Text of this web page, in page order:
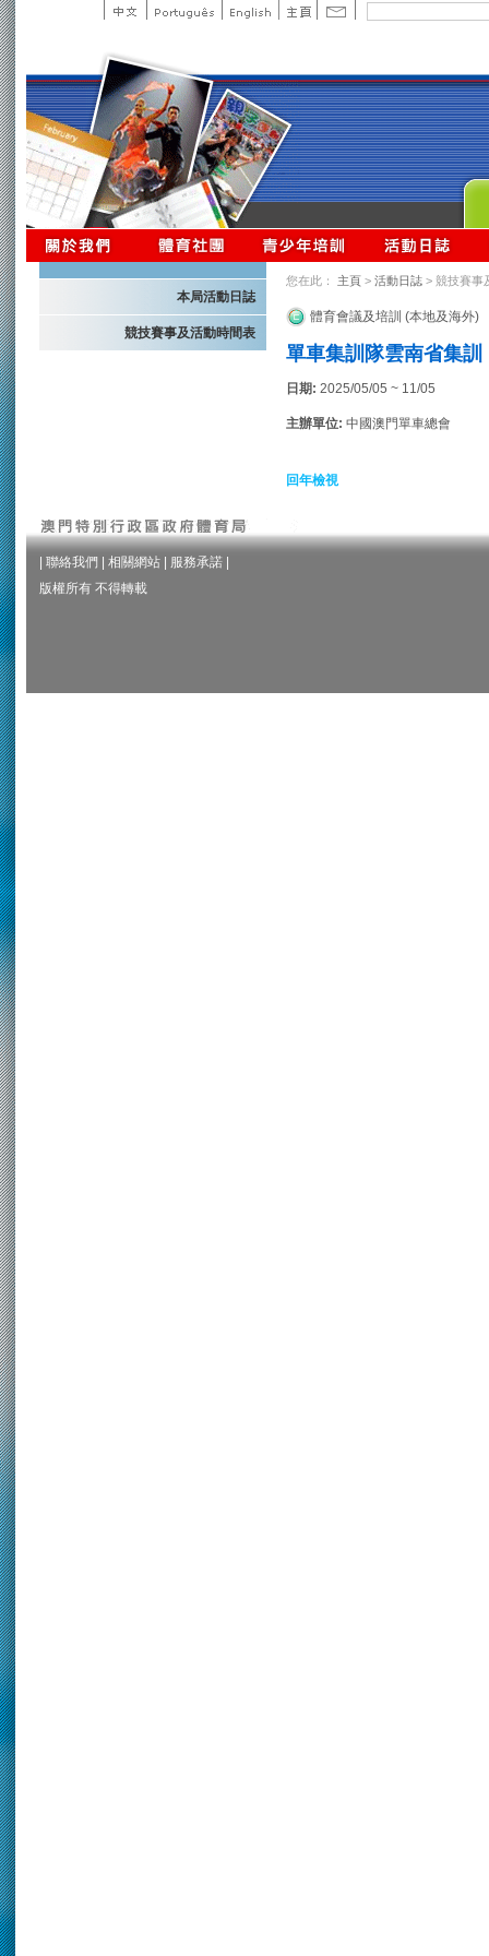
本局活動日誌
競技賽事及活動時間表
您在此： 主頁 > 活動日誌 > 競技賽事
體育會議及培訓 (本地及海外)
單車集訓隊雲南省集訓
日期: 2025/05/05 ~ 11/05
主辦單位: 中國澳門單車總會
回年檢視
聯絡我們 相關網站 服務承諾
版權所有 不得轉載